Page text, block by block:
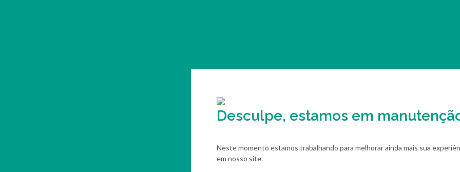
Desculpe, estamos em
Neste momento estamos trabalhando para melhorar ainda mais sua
em nosso site.